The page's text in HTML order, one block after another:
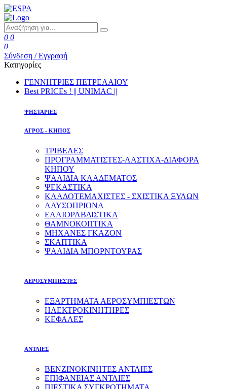
0 0
0
Σύνδεση / Εγγραφή
Κατηγορίες
ΓΕΝΝΗΤΡΙΕΣ ΠΕΤΡΕΛΑΙΟΥ
Best PRICEs ! || UNIMAC ||
ΨΗΣΤΑΡΙΕΣ
ΑΓΡΟΣ - ΚΗΠΟΣ
ΤΡΙΒΕΛΕΣ
ΠΡΟΓΡΑΜΜΑΤΙΣΤΕΣ-ΛΑΣΤΙΧΑ-ΔΙΑΦOΡΑ
ΚΗΠΟΥ
ΨΑΛΙΔΙΑ ΚΛΑΔΕΜΑΤΟΣ
ΨΕΚΑΣΤΙΚΑ
ΚΛΑΔΟΤΕΜΑΧΙΣΤΕΣ - ΣΧΙΣΤΙΚΑ ΞΥΛΩΝ
ΑΛΥΣΟΠΡΙΟΝΑ
ΕΛΑΙΟΡΑΒΔΙΣΤΙΚΑ
ΘΑΜΝΟΚΟΠΤΙΚΑ
ΜΗΧΑΝΕΣ ΓΚΑΖΟΝ
ΣΚΑΠΤΙΚΑ
ΨΑΛΙΔΙΑ ΜΠΟΡΝΤΟΥΡΑΣ
ΑΕΡΟΣΥΜΠΙΕΣΤΕΣ
ΕΞΑΡΤΗΜΑΤΑ ΑΕΡΟΣΥΜΠΙΕΣΤΩΝ
ΗΛΕΚΤΡΟΚΙΝΗΤΗΡΕΣ
ΚΕΦΑΛΕΣ
ΑΝΤΛΙΕΣ
ΒΕΝΖΙΝΟΚΙΝΗΤΕΣ ΑΝΤΛΙΕΣ
ΕΠΙΦΑΝΕΙΑΣ ΑΝΤΛΙΕΣ
ΠΙΕΣΤΙΚΑ ΣΥΓΚΡΟΤΗΜΑΤΑ